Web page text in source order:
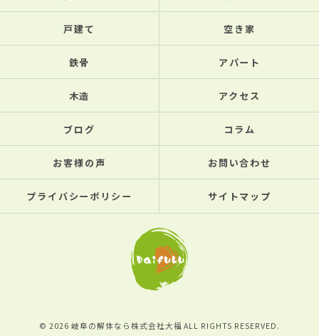
戸建て 空き家
鉄骨 アパート
木造 アクセス
ブログ コラム
お客様の声 お問い合わせ
プライバシーポリシー サイトマップ
© 2026 岐阜の解体なら株式会社大福 ALL RIGHTS RESERVED.